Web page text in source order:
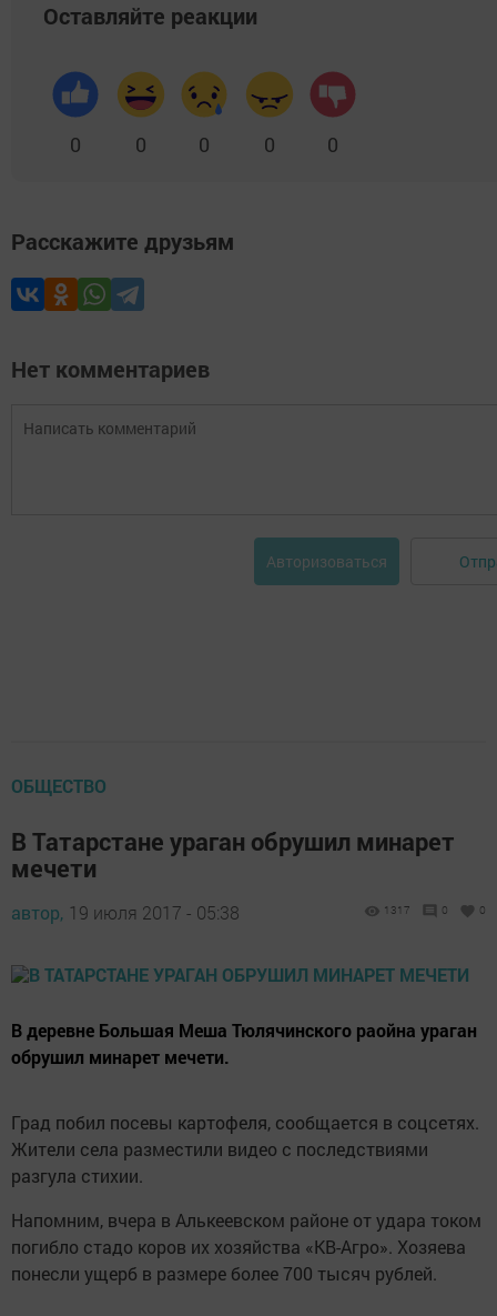
Оставляйте реакции
0 0 0 0 0
Расскажите друзьям
Нет комментариев
Авторизоваться
ОБЩЕСТВО
В Татарстане ураган обрушил минарет
мечети
автор, 19 июля 2017 - 05:38 1317 0 0
В деревне Большая Меша Тюлячинского раойна ураган
обрушил минарет мечети.
Град побил посевы картофеля, сообщается в соцсетях.
Жители села разместили видео с последствиями
разгула стихии.
Напомним, вчера в Алькеевском районе от удара током
погибло стадо коров их хозяйства «КВ-Агро». Хозяева
понесли ущерб в размере более 700 тысяч рублей.